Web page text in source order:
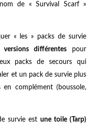
de « Survival Scarf »
« les » packs de survie
différentes pour
packs de secours qui
et un pack de survie plus
en complément (boussole,
survie est une toile (Tarp)